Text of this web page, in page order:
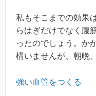
私もそこまでの効果
らはぎだけでなく腹
ったのでしょう。か
構いませんが、朝晩
強い血管をつくる